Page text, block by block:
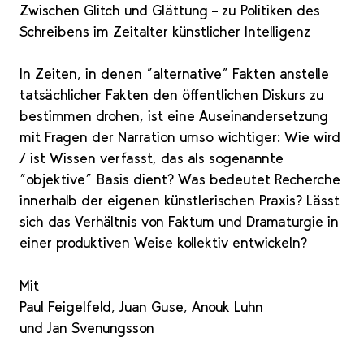
Zwischen Glitch und Glättung – zu Politiken des
Schreibens im Zeitalter künstlicher Intelligenz
In Zeiten, in denen "alternative" Fakten anstelle
tatsächlicher Fakten den öffentlichen Diskurs zu
bestimmen drohen, ist eine Auseinandersetzung
mit Fragen der Narration umso wichtiger: Wie wird
/ ist Wissen verfasst, das als sogenannte
"objektive" Basis dient? Was bedeutet Recherche
innerhalb der eigenen künstlerischen Praxis? Lässt
sich das Verhältnis von Faktum und Dramaturgie in
einer produktiven Weise kollektiv entwickeln?
Mit
Paul Feigelfeld, Juan Guse, Anouk Luhn
und Jan Svenungsson